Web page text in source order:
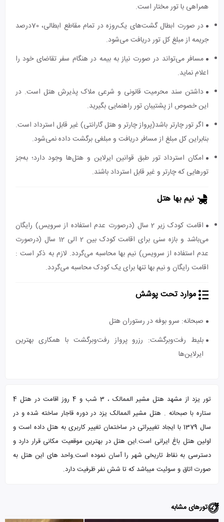
همراهی با تور مختار است.
در صورت ابطال گشت‌های یک‌روزه در تمام مقاطع ابطالی، 70درصد
جریمه از مبلغ کل تور دریافت می‌شود.
مسافر می‌تواند در صورت نیاز به بیمه در هنگام سفر تقاضای خود را
اعلام نماید.
داشتن سند محرمیت قانونی و شرعی ملاک پذیرش هتل است. در
این خصوص از پشتیبان تور راهنمایی بگیرید.
اگر تور چارتر باشد(پرواز چارتر و هتل گارانتی) غیر قابل استرداد است.
بنابراین کل مبلغ از مسافر دریافت و مبلغی برگشت داده نمی‌شود.
امکان استرداد تور طبق قوانین ایرلاین و هتل‌ها وجود دارد؛ به‌جز
تورهایی که چارتر و غیر قابل استرداد باشند.
نیم بها هتل
اقامت کودک زیر 2 سال (درصورت عدم استفاده از سرویس) رایگان
می‌باشد و بازه سنی برای اقامت کودک بین 2 الی 12 سال (درصورت
عدم استفاده از سرویس) نیم بها محاسبه می‌گردد. لازم به ذکر است :
اقامت رایگان و نیم بها تنها برای یک کودک محاسبه می‌گردد.
موارد تحت پوشش
صبحانه: سرو بوفه در رستوران هتل
بلیط رفت‌وبرگشت: رزرو پرواز رفت‌وبرگشت با همکاری بهترین
ایرلاین‌ها
تور یزد از مشهد هتل مشیر الممالک ، 3 شب و 4 روز اقامت در هتل 4
ستاره با صبحانه . هتل مشیر الممالک یزد در دوره قاجار ساخته شده و در
سال 1379 با ایجاد تغییراتی در ساختمان تغییر کاربری به هتل داده است و
اولین هتل باغ ایرانی است.این هتل در بهترین موقعیت مکانی قرار دارد و
دسترسی به نقاط تاریخی شهر را آسان نموده است.واحد های این هتل به
صورت اتاق و سوئیت میباشد که تا شش نفر ظرفیت دارد.
تورهای مشابه